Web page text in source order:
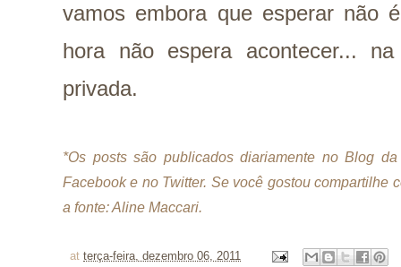
vamos embora que esperar não
hora não espera acontecer...
privada.
*Os posts são publicados diariamente no Blog
Facebook e no Twitter. Se você gostou compartilhe
a fonte: Aline Maccari.
at terça-feira, dezembro 06, 2011